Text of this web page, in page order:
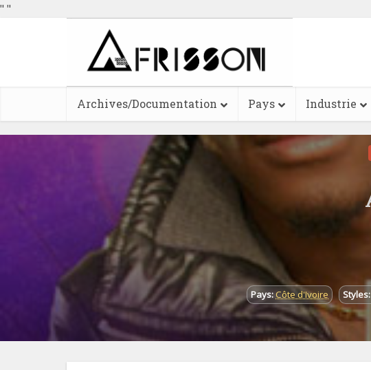
" "
Archives/Documentation Pays Industrie
Pays:Côte d'Ivoire Styles: